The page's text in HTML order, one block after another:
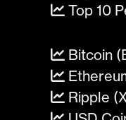
Top 10
Bitcoin
Ripple